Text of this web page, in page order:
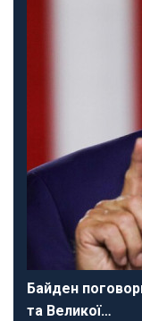
Байден
та Великої…